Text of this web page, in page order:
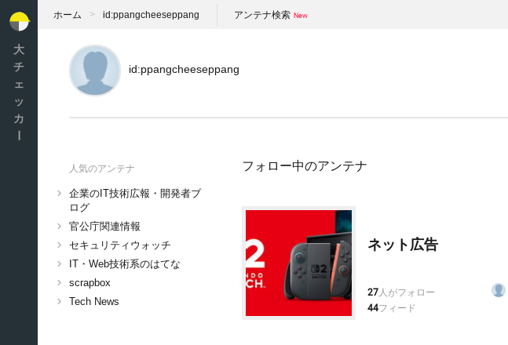
大
チ
ェ
ッ
カ
ホーム id:ppangcheeseppang アンテナ検索
id:ppangcheeseppang
人気のアンテナ
企業のIT技術広報・開発者ブ
ログ
官公庁関連情報
セキュリティウォッチ
IT・Web技術系のはてな
scrapbox
Tech News
フォロー中のアンテナ
ネット広告
27人がフォロー
44フィード